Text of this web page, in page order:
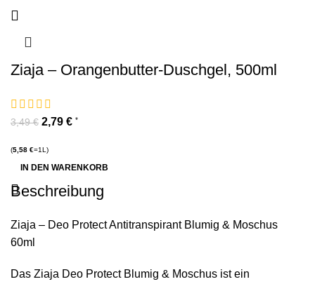
Ziaja – Orangenbutter-Duschgel, 500ml
3,49€ 2,79 € *
(5,58 €=1L)
IN DEN WARENKORB
Beschreibung
Ziaja – Deo Protect Antitranspirant Blumig & Moschus
60ml
Das Ziaja Deo Protect Blumig & Moschus ist ein